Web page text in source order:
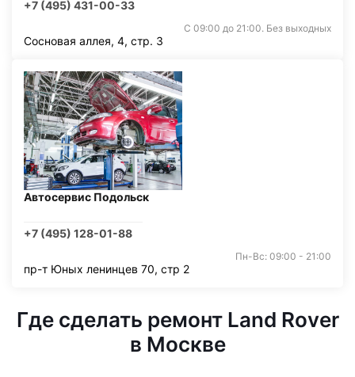
+7 (495) 431-00-33
С 09:00 до 21:00. Без выходных
Сосновая аллея, 4, стр. 3
Автосервис Подольск
+7 (495) 128-01-88
Пн-Вс: 09:00 - 21:00
пр-т Юных ленинцев 70, стр 2
Где сделать ремонт Land Rover
в Москве